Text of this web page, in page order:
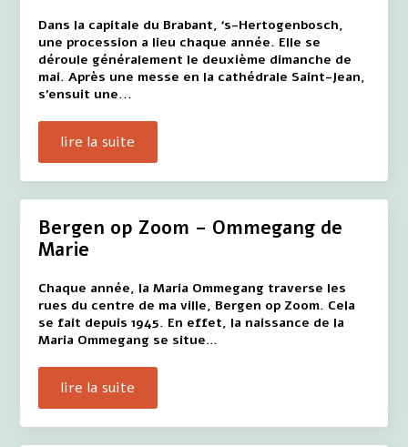
Dans la capitale du Brabant, ‘s-Hertogenbosch,
une procession a lieu chaque année. Elle se
déroule généralement le deuxième dimanche de
mai. Après une messe en la cathédrale Saint-Jean,
s'ensuit une...
lire la suite
Bergen op Zoom – Ommegang de
Marie
Chaque année, la Maria Ommegang traverse les
rues du centre de ma ville, Bergen op Zoom. Cela
se fait depuis 1945. En effet, la naissance de la
Maria Ommegang se situe…
lire la suite